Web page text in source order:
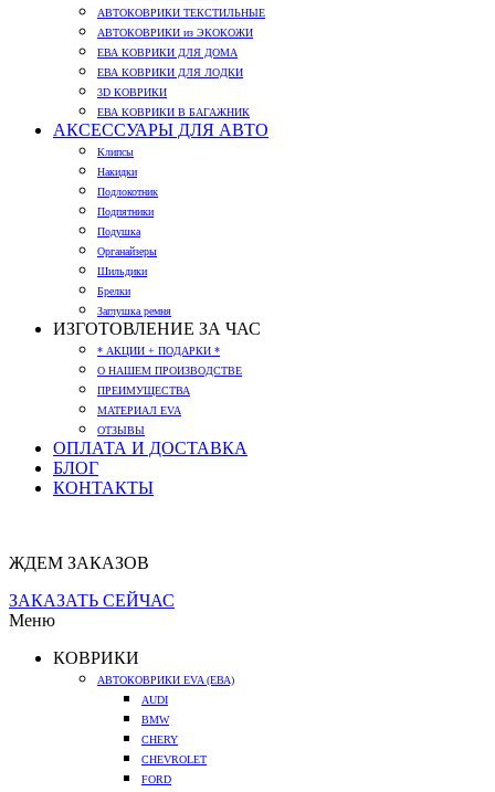
АВТОКОВРИКИ ТЕКСТИЛЬНЫЕ
АВТОКОВРИКИ из ЭКОКОЖИ
ЕВА КОВРИКИ ДЛЯ ДОМА
ЕВА КОВРИКИ ДЛЯ ЛОДКИ
3D КОВРИКИ
ЕВА КОВРИКИ В БАГАЖНИК
АКСЕССУАРЫ ДЛЯ АВТО
Клипсы
Накидки
Подлокотник
Подпятники
Подушка
Органайзеры
Шильдики
Брелки
Заглушка ремня
ИЗГОТОВЛЕНИЕ ЗА ЧАС
* АКЦИИ + ПОДАРКИ *
О НАШЕМ ПРОИЗВОДСТВЕ
ПРЕИМУЩЕСТВА
МАТЕРИАЛ EVA
ОТЗЫВЫ
ОПЛАТА И ДОСТАВКА
БЛОГ
КОНТАКТЫ
ЖДЕМ ЗАКАЗОВ
ЗАКАЗАТЬ СЕЙЧАС
Меню
КОВРИКИ
АВТОКОВРИКИ EVA (ЕВА)
AUDI
BMW
CHERY
CHEVROLET
FORD